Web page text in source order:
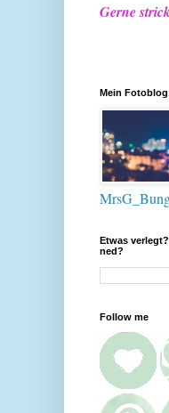
Gerne
Mein
Etwas
ned?
Follow me